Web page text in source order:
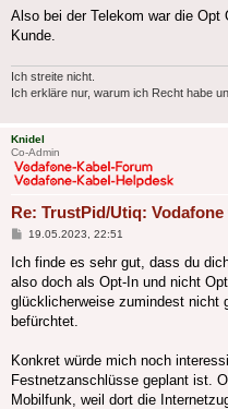
Also bei der Telekom war die
Kunde.
Ich streite nicht.
Ich erkläre nur, warum ich Recht habe
Knidel
Co-Admin
Re: TrustPid/Utiq:
Beitrag
19.05.2023, 22:51
Ich finde es sehr gut, dass du
also doch als Opt-In und nicht
glücklicherweise zumindest nicht
befürchtet.
Konkret würde mich noch
Festnetzanschlüsse geplant ist.
Mobilfunk, weil dort die